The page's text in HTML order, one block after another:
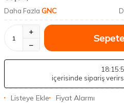
Daha Fazla GNC
18:15
içerisinde sipariş
Listeye Ekle Fiyat Alarmı